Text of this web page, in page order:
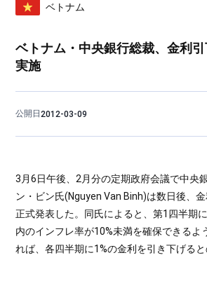
ベトナム
ベトナム・中央銀行総裁、金利
実施
公開日2012-03-09
3月6日午後、2月分の定期政府会議で中央
ン・ビン氏(Nguyen Van Binh)は数日後、
正式発表した。同氏によると、第1四半期
内のインフレ率が10%未満を確保できるよ
れば、各四半期に1%の金利を引き下げると